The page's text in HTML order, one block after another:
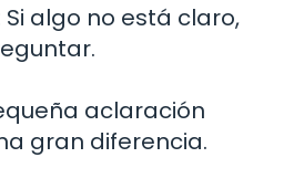
Si algo no está claro,
aclaración
gran diferencia.